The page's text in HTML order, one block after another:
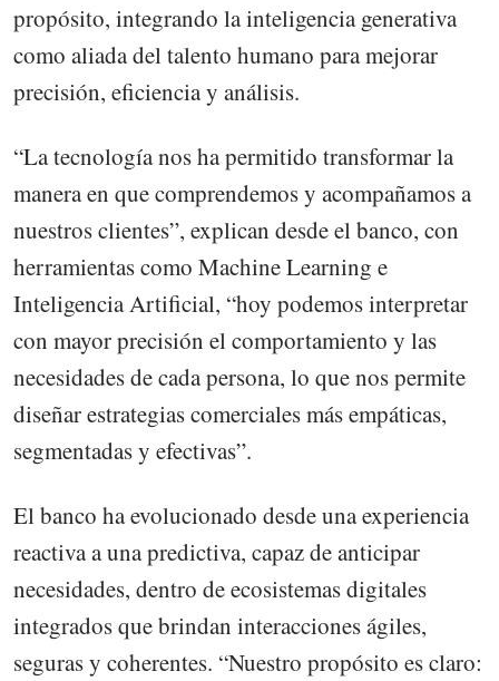
propósito, integrando la inteligencia generativa
como aliada del talento humano para mejorar
precisión, eficiencia y análisis.
“La tecnología nos ha permitido transformar la
manera en que comprendemos y acompañamos a
nuestros clientes”, explican desde el banco, con
herramientas como Machine Learning e
Inteligencia Artificial, “hoy podemos interpretar
con mayor precisión el comportamiento y las
necesidades de cada persona, lo que nos permite
diseñar estrategias comerciales más empáticas,
segmentadas y efectivas”.
El banco ha evolucionado desde una experiencia
reactiva a una predictiva, capaz de anticipar
necesidades, dentro de ecosistemas digitales
integrados que brindan interacciones ágiles,
seguras y coherentes. “Nuestro propósito es claro: